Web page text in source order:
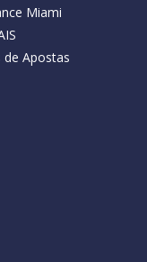
Miami
de Apostas